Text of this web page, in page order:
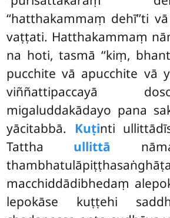
‘‘hatthakammaṃ dehī’’ti
vaṭṭati. Hatthakammaṃ
na hoti, tasmā ‘‘kiṃ,
pucchite vā apucchite vā
viññattipaccayā
migaluddakādayo pana
yācitabbā. Kuṭinti
Tattha ullittā
macchiddādibhedaṃ
lepokāse kuṭṭehi